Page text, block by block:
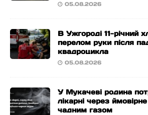
05.08.2026
В Ужгороді 11-річний
перелом руки після
квадроцикла
05.08.2026
У Мукачеві родина
лікарні через
чадним газом